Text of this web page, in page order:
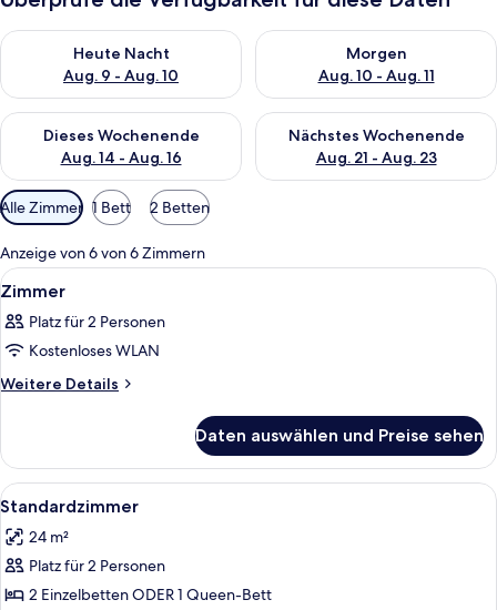
Heute Nacht
Aug. 9 - Aug. 10
Überprüfe die Verfügbarkeit für heute Nacht, Aug. 9 - Aug.
Morgen
Aug. 10 - Aug. 11
Überprüfe die Verfügbarkeit
Dieses Wochenende
Aug. 14 - Aug. 16
Überprüfe die Verfügbarkeit für dieses Wochenende, Aug. 14
Nächstes Wochenende
Aug. 21 - Aug. 23
Überprüfe die Verfügbarkeit
Verfügbare
Filter
für
Zimmer
Alle Zimmer 1 Bett 2 Betten
Anzeige von 6 von 6 Zimmern
Alle
Fotos
für
Zimmer
anzeigen
Ein Hotelzimmer mit einem großen
9
Zimmer
Platz für 2 Personen
Kostenloses WLAN
Weitere Details
Weitere
Daten auswählen und Preise sehen
Alle
Fotos
für
Standardzimmer
anzeigen
Ein Hotelzimmer mit Bett, Stuhl, Tisch
8
Standardzimmer
24 m²
Platz für 2 Personen
2 Einzelbetten ODER 1 Queen-Bett